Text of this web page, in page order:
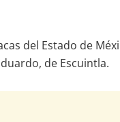
del Estado de
de Escuintla.